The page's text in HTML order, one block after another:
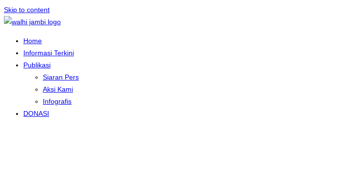
Skip to content
Home
Informasi Terkini
Publikasi
Siaran Pers
Aksi Kami
Infografis
DONASI